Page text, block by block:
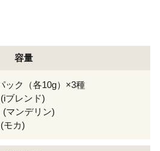
容量
ック（各10g）×3種
ブレンド)
(マンデリン)
モカ)